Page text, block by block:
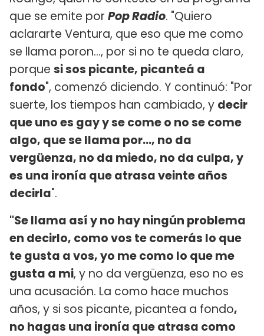
que se emite por Pop Radio. "Quiero
aclararte Ventura, que eso que me como
se llama poron..., por si no te queda claro,
porque si sos picante, picanteá a
fondo", comenzó diciendo. Y continuó: "Por
suerte, los tiempos han cambiado, y decir
que uno es gay y se come o no se come
algo, que se llama por..., no da
vergüenza, no da miedo, no da culpa, y
es una ironía que atrasa veinte años
decirla".
"Se llama así y no hay ningún problema
en decirlo, como vos te comerás lo que
te gusta a vos, yo me como lo que me
gusta a mi, y no da vergüenza, eso no es
una acusación. La como hace muchos
años, y si sos picante, picantea a fondo,
no hagas una ironía que atrasa como